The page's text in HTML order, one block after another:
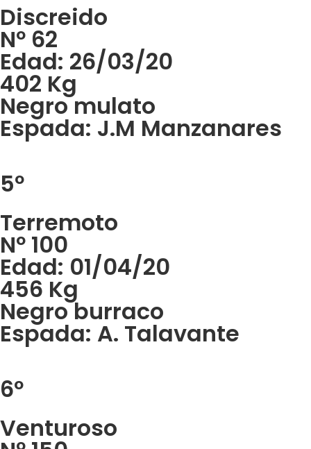
Discreido
Nº 62
Edad: 26/03/20
402 Kg
Negro mulato
Espada: J.M Manzanares
5º
Terremoto
Nº 100
Edad: 01/04/20
456 Kg
Negro burraco
Espada: A. Talavante
6º
Venturoso